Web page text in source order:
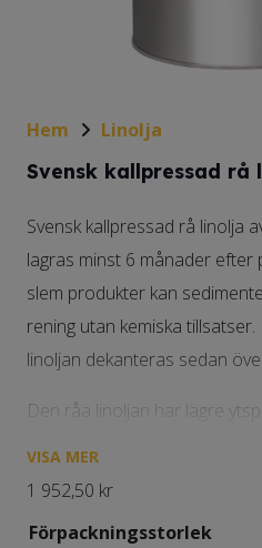
Hem
Linolja
Svensk kallpressad rå
Svensk kallpressad rå linolja
lagras minst 6 månader efter
slem produkter kan
rening utan kemiska
linoljan dekanteras sedan
Den råa linoljan har lägre
VISA MER
1 952,50 kr
Förpackningsstorlek